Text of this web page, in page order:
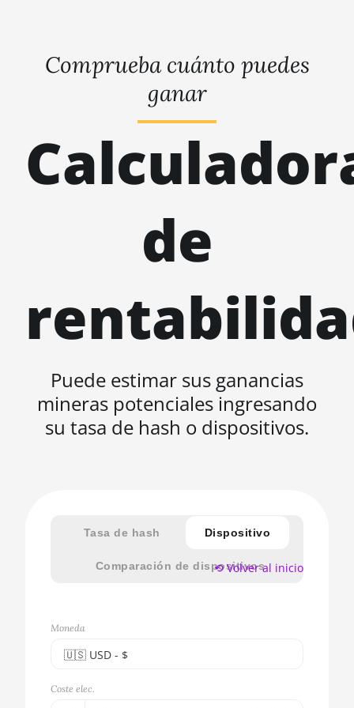
Comprueba cuánto puedes
ganar
de
Puede estimar sus ganancias
mineras potenciales ingresando
su tasa de hash o dispositivos.
Tasa de hash Dispositivo
Comparación de dispositivos
Moneda
🇺🇸ㅤ USD - $
🇪🇺ㅤ EUR - €
Coste elec.
⟲ Volver al inicio